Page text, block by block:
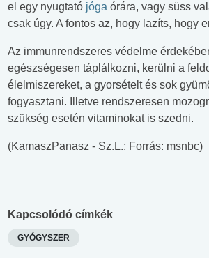
el egy nyugtató jóga órára, vagy süss
csak úgy. A fontos az, hogy lazíts, hogy
Az immunrendszeres védelme
egészségesen táplálkozni, kerülni a
élelmiszereket, a gyorsételt és sok
fogyasztani. Illetve rendszeresen
szükség esetén vitaminokat is szedni.
(KamaszPanasz - Sz.L.; Forrás: msnbc)
Kapcsolódó címkék
GYÓGYSZER